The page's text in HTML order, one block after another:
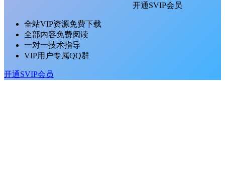
开通SVIP会员
全站VIP资源免费下载
全部内容免费阅读
一对一技术指导
VIP用户专属QQ群
开通SVIP会员